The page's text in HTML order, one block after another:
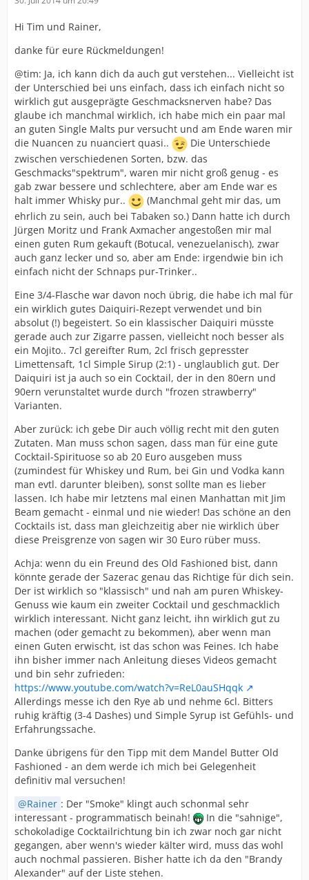
Hi Tim und Rainer,
danke für eure Rückmeldungen!
@tim: Ja, ich kann dich da auch gut verstehen... Vielleicht ist
der Unterschied bei uns einfach, dass ich einfach nicht so
wirklich gut ausgeprägte Geschmacksnerven habe? Das
glaube ich manchmal wirklich, ich habe mich ein paar mal
an guten Single Malts pur versucht und am Ende waren mir
die Nuancen zu nuanciert quasi..
Die Unterschiede
zwischen verschiedenen Sorten, bzw. das
Geschmacks"spektrum", waren mir nicht groß genug - es
gab zwar bessere und schlechtere, aber am Ende war es
halt immer Whisky pur..
(Manchmal geht mir das, um
ehrlich zu sein, auch bei Tabaken so.) Dann hatte ich durch
Jürgen Moritz und Frank Axmacher angestoßen mir mal
einen guten Rum gekauft (Botucal, venezuelanisch), zwar
auch ganz lecker und so, aber am Ende: irgendwie bin ich
einfach nicht der Schnaps pur-Trinker..
Eine 3/4-Flasche war davon noch übrig, die habe ich mal für
ein wirklich gutes Daiquiri-Rezept verwendet und bin
absolut (!) begeistert. So ein klassischer Daiquiri müsste
gerade auch zur Zigarre passen, vielleicht noch besser als
ein Mojito.. 7cl gereifter Rum, 2cl frisch gepresster
Limettensaft, 1cl Simple Sirup (2:1) - unglaublich gut. Der
Daiquiri ist ja auch so ein Cocktail, der in den 80ern und
90ern verunstaltet wurde durch "frozen strawberry"
Varianten.
Aber zurück: ich gebe Dir auch völlig recht mit den guten
Zutaten. Man muss schon sagen, dass man für eine gute
Cocktail-Spirituose so ab 20 Euro ausgeben muss
(zumindest für Whiskey und Rum, bei Gin und Vodka kann
man evtl. darunter bleiben), sonst sollte man es lieber
lassen. Ich habe mir letztens mal einen Manhattan mit Jim
Beam gemacht - einmal und nie wieder! Das schöne an den
Cocktails ist, dass man gleichzeitig aber nie wirklich über
diese Preisgrenze von sagen wir 30 Euro rüber muss.
Achja: wenn du ein Freund des Old Fashioned bist, dann
könnte gerade der Sazerac genau das Richtige für dich sein.
Der ist wirklich so "klassisch" und nah am puren Whiskey-
Genuss wie kaum ein zweiter Cocktail und geschmacklich
wirklich interessant. Nicht ganz leicht, ihn wirklich gut zu
machen (oder gemacht zu bekommen), aber wenn man
einen Guten erwischt, ist das schon was Feines. Ich habe
ihn bisher immer nach Anleitung dieses Videos gemacht
und bin sehr zufrieden:
https://www.youtube.com/watch?v=ReL0auSHqqk
Allerdings messe ich den Rye ab und nehme 6cl. Bitters
ruhig kräftig (3-4 Dashes) und Simple Syrup ist Gefühls- und
Erfahrungssache.
Danke übrigens für den Tipp mit dem Mandel Butter Old
Fashioned - an dem werde ich mich bei Gelegenheit
definitiv mal versuchen!
Rainer : Der "Smoke" klingt auch schonmal sehr
interessant - programmatisch beinah!
In die "sahnige",
schokoladige Cocktailrichtung bin ich zwar noch gar nicht
gegangen, aber wenn's wieder kälter wird, muss das wohl
auch nochmal passieren. Bisher hatte ich da den "Brandy
Alexander" auf der Liste stehen.